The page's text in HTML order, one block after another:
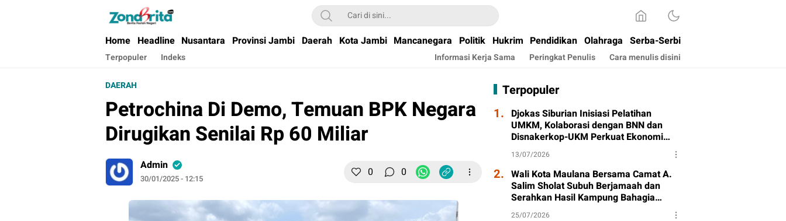
Berita Harian Negeri
Home Headline Nusantara Provinsi Jambi Daerah Kota Jambi Mancanegara Politik Hukrim Pendidikan Olahraga Serba-Serbi
Terpopuler Indeks Informasi Kerja Sama Peringkat Penulis Cara menulis disini
DAERAH
Petrochina Di Demo, Temuan BPK Negara
Dirugikan Senilai Rp 60 Miliar
Admin
30/01/2025 - 12:15 0 0
Terpopuler
1. Djokas Siburian Inisiasi Pelatihan
UMKM, Kolaborasi dengan BNN dan
Disnakerkop-UKM Perkuat Ekonomi
Warga
13/07/2026
2. Wali Kota Maulana Bersama Camat A.
Salim Sholat Subuh Berjamaah dan
Serahkan Hasil Kampung Bahagia
Tahap I
25/07/2026